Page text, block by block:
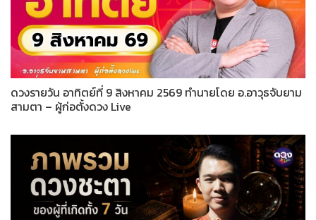
ดวงรายวัน อาทิตย์ที่ 9 สิงหาคม 2569 ทำนายโดย อ.อาวุธจับยาม
สามตา – ผู้ก่อตั้งดวง Live